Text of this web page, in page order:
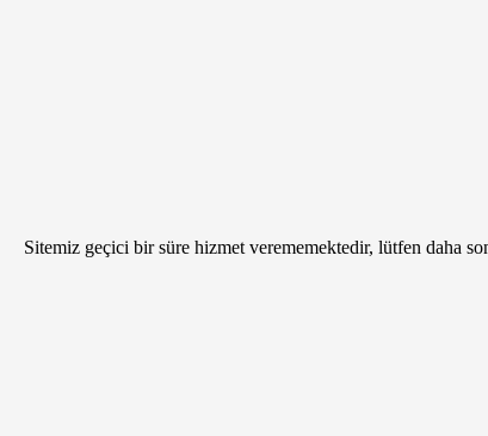
Sitemiz geçici bir süre hizmet verememektedir, lütfen daha